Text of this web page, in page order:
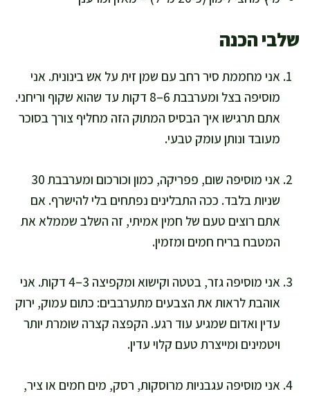
שלבי הכנה
אני מחממת סיר רחב עם שמן זית על אש בינונית. אני
מוסיפה בצל ומערבבת 6–8 דקות עד שהוא שקוף וריחני.
אתם תרגישו איך הבסיס המתוק הזה מחליף צורך בסוכר
מעובד ונותן עומק טבעי.
אני מוסיפה שום, פפריקה, כמון וכורכום ומערבבת 30
שניות בלבד. ככה התבלינים נפתחים בלי להישרף. אם
אתם רוצים טעם של חמין אמיתי, זה השלב שממלא את
המטבח בריח חמים ומזמין.
אני מוסיפה גזר, בטטה וקישוא ומקפיצה 3–4 דקות. אני
אוהבת לראות את הצבעים מתערבבים: כתום עמוק, ירוק
עדין ואדום שמגיע עוד רגע. הקפצה קצרה שומרת יותר
ויטמינים ומייצרת טעם קלוי עדין.
אני מוסיפה עגבניות מרוסקות, רסק, מים חמים או ציר,